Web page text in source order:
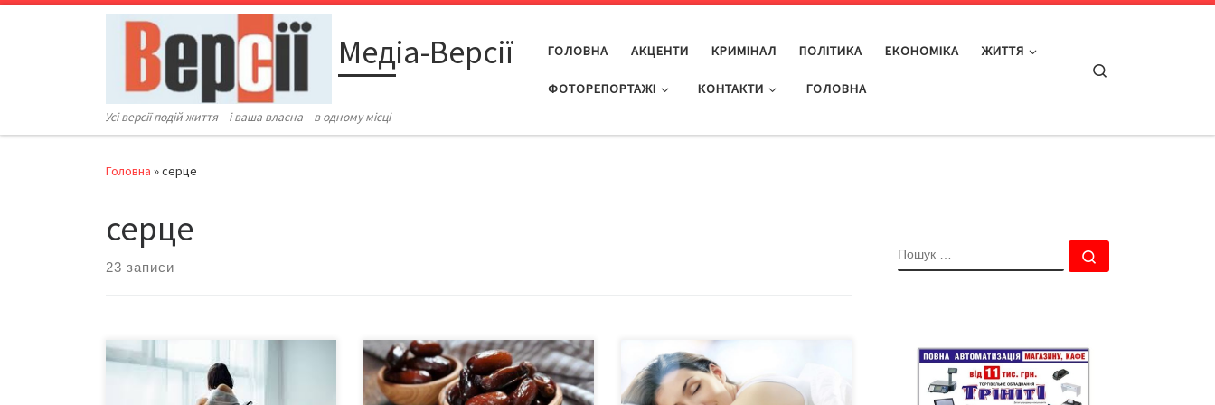
Перейти до вмісту
Медіа-Версії
Усі версії подій життя – і ваша власна – в одному місці
ГОЛОВНА АКЦЕНТИ КРИМІНАЛ ПОЛІТИКА ЕКОНОМІКА ЖИТТЯ
ФОТОРЕПОРТАЖІ КОНТАКТИ ГОЛОВНА
Головна »серце
серце
23 записи
Кожному іноді потрібно побути
наодинці із собою, однак психологи
усього світу сходяться на думці, що
Завдяки високому вмісту поживних
речовин, фініки мають численні
переваги для здоров’я: Уберігають
Науковці з’ясували, якої тривалості
сон є найбажанішим для серця.
Вони визначили, що люди, які
ПОШУК